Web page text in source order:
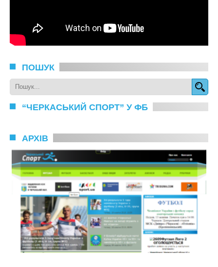
ПОШУК
“ЧЕРКАСЬКИЙ СПОРТ” У ФБ
АРХІВ